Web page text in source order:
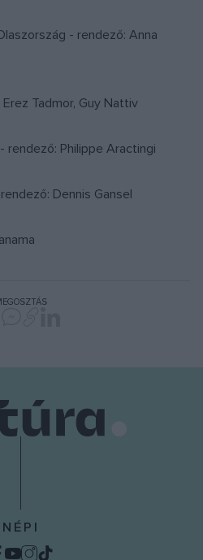
- rendező: Anna
Tadmor, Guy Nattiv
rendező: Philippe Aractingi
Dennis Gansel
NÉPI